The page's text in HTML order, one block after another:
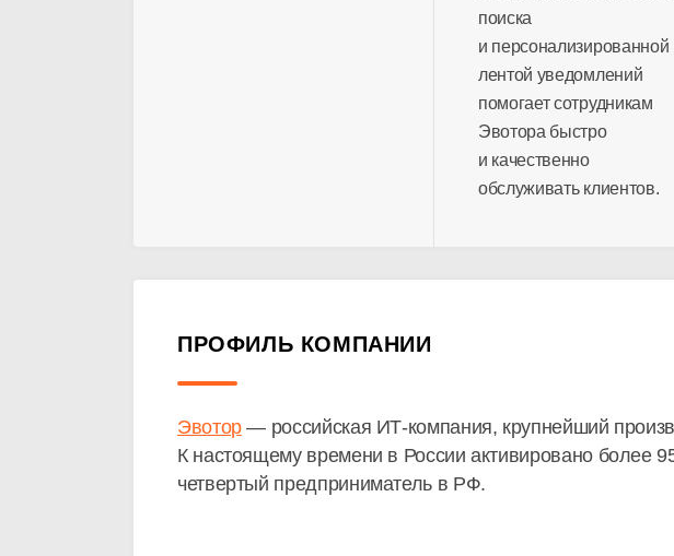
поиска
и персонализированной
лентой уведомлений
помогает сотрудникам
Эвотора быстро
и качественно
обслуживать клиентов.
ПРОФИЛЬ КОМПАНИИ
Эвотор— российская ИТ-компания, крупнейший
К настоящему времени в России активировано более
четвертый предприниматель в РФ.